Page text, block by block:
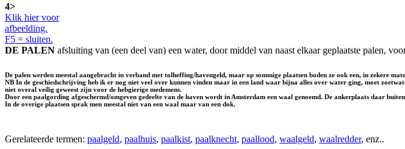
4>
Klik hier voor
afbeelding.
F5 = sluiten.
DE PALEN afsluiting van (een deel van) een water, door middel van naast elkaar geplaatste palen,
De palen werden meestal aangebracht in verband met tolheffing/havengeld, maar op sommige plaatsen boden ze ook een, in zekere
NB In de geschiedschrijving heb ik er nog niet veel over kunnen vinden maar in een land waar bijna alles over water ging, moet
niet overal veilig geweest zijn voor de hebgierige medemens.
Door een paalgording afgeschermd/omgeven gedeelte van de haven wordt in Amsterdam een waal genoemd. De ankerplaats daar
In de overige plaatsen sprak men meestal niet van een waal maar van een dok.
Gerelateerde termen: paalgeld, paalhuis, paalkist, paalknecht, paallood, waalgeld, waalredder, enz..